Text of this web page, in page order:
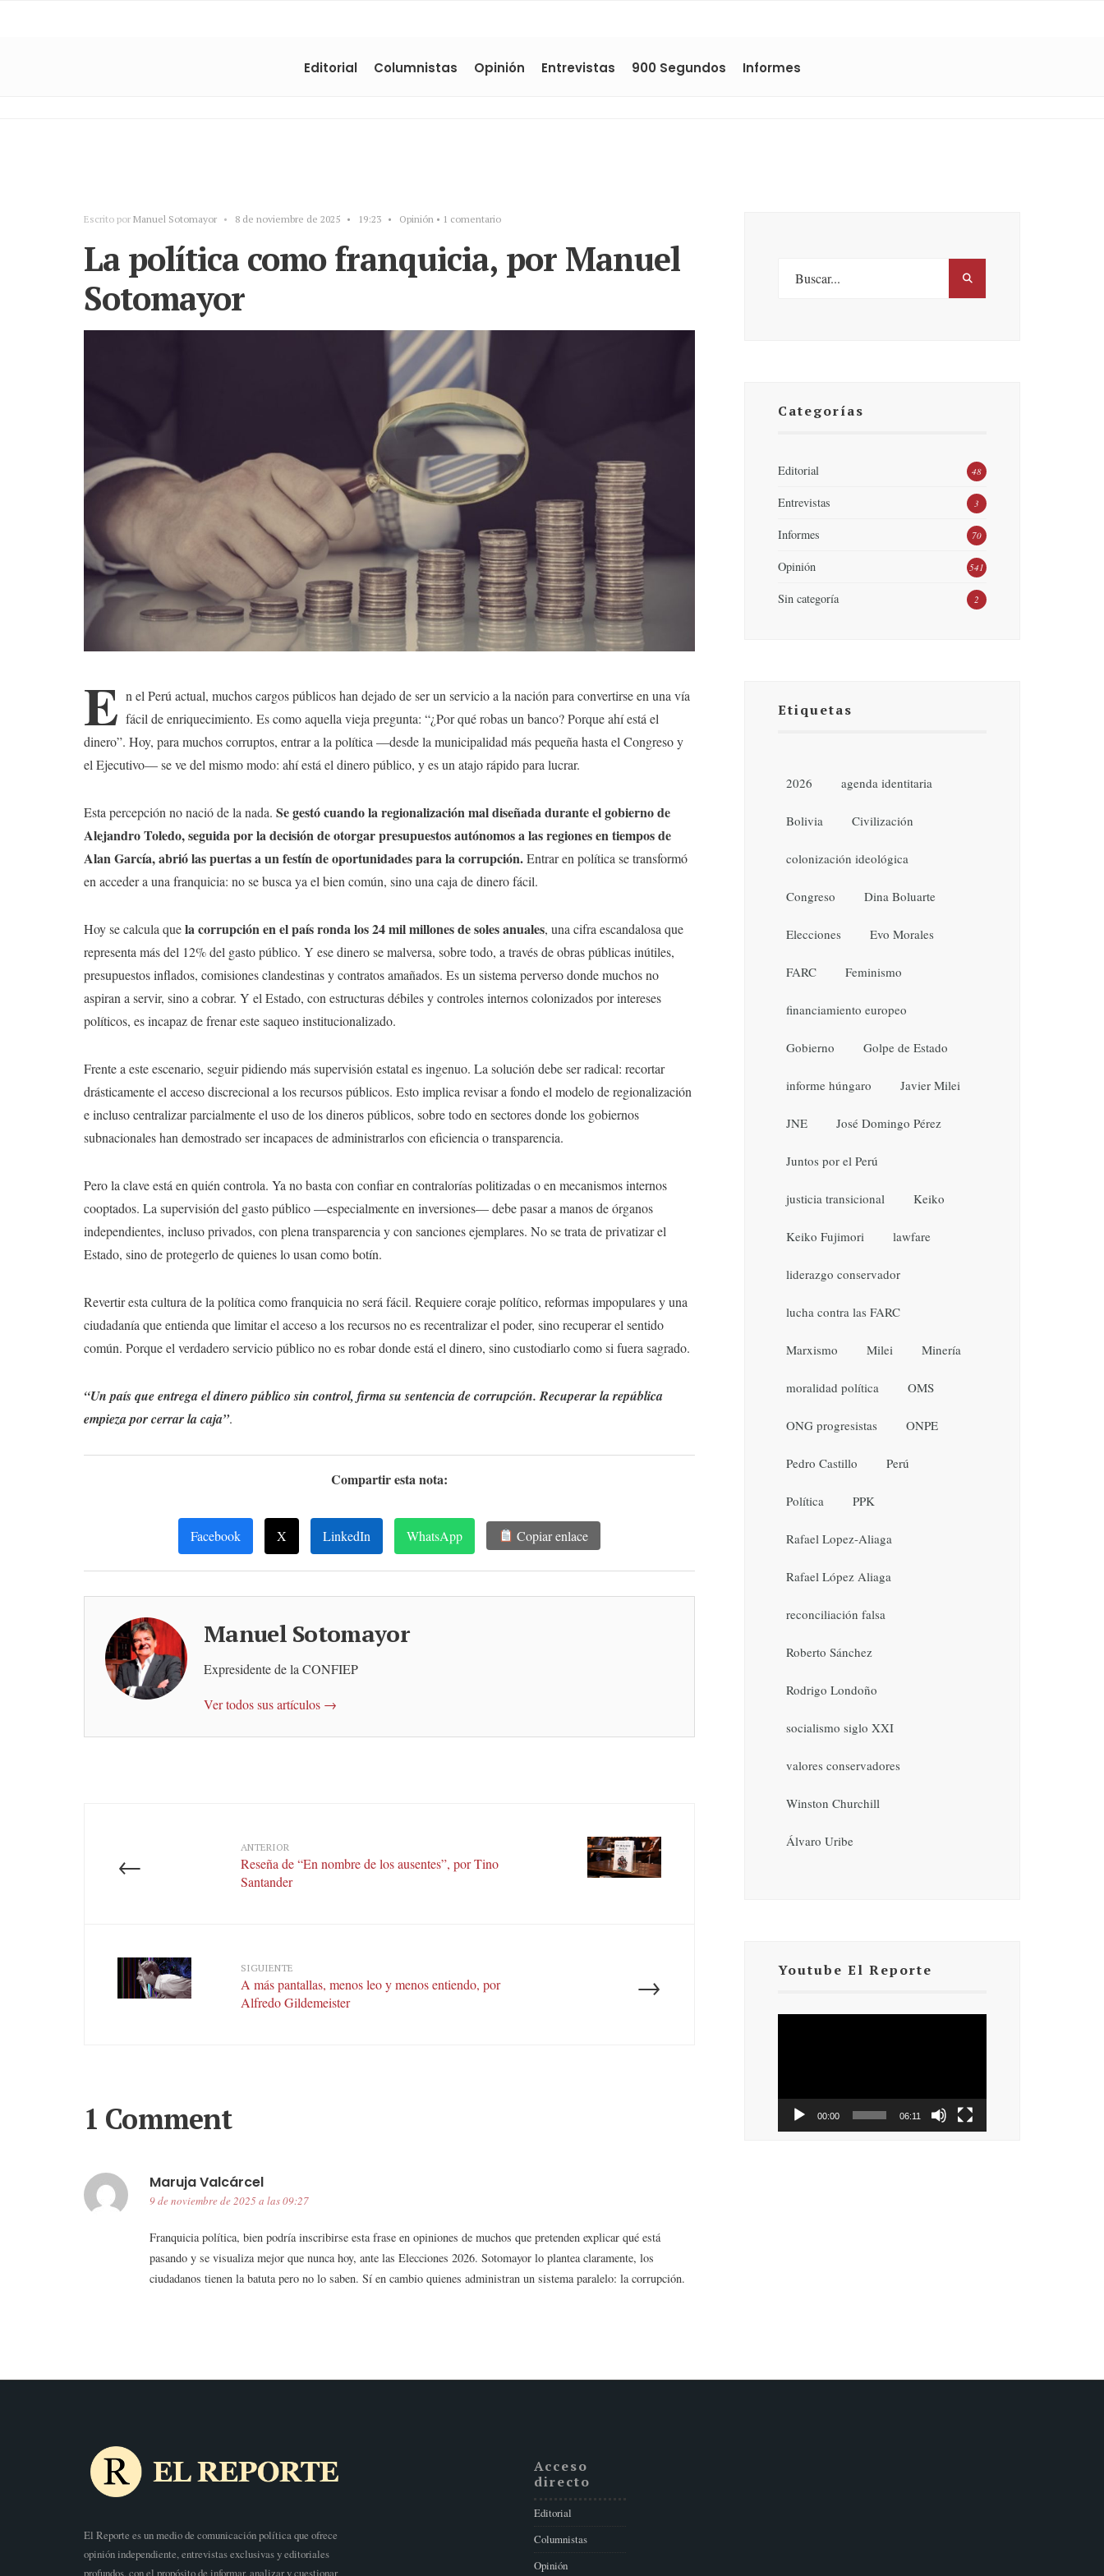
Editorial Columnistas Opinión Entrevistas 900 Segundos Informes
Escrito por Manuel Sotomayor • 8 de noviembre de 2025 • 19:23 • Opinión • 1 comentario
La política como franquicia, por Manuel
Sotomayor
E n el Perú actual, muchos cargos públicos han dejado de ser un servicio a la nación para convertirse en una vía
fácil de enriquecimiento. Es como aquella vieja pregunta: “¿Por qué robas un banco? Porque ahí está el
dinero”. Hoy, para muchos corruptos, entrar a la política —desde la municipalidad más pequeña hasta el Congreso y
el Ejecutivo— se ve del mismo modo: ahí está el dinero público, y es un atajo rápido para lucrar.
Esta percepción no nació de la nada. Se gestó cuando la regionalización mal diseñada durante el gobierno de
Alejandro Toledo, seguida por la decisión de otorgar presupuestos autónomos a las regiones en tiempos de
Alan García, abrió las puertas a un festín de oportunidades para la corrupción.Entrar en política se transformó
en acceder a una franquicia: no se busca ya el bien común, sino una caja de dinero fácil.
Hoy se calcula quela corrupción en el país ronda los 24 mil millones de soles anuales, una cifra escandalosa que
representa más del 12% del gasto público. Y ese dinero se malversa, sobre todo, a través de obras públicas inútiles,
presupuestos inflados, comisiones clandestinas y contratos amañados. Es un sistema perverso donde muchos no
aspiran a servir, sino a cobrar. Y el Estado, con estructuras débiles y controles internos colonizados por intereses
políticos, es incapaz de frenar este saqueo institucionalizado.
Frente a este escenario, seguir pidiendo más supervisión estatal es ingenuo. La solución debe ser radical: recortar
drásticamente el acceso discrecional a los recursos públicos. Esto implica revisar a fondo el modelo de regionalización
e incluso centralizar parcialmente el uso de los dineros públicos, sobre todo en sectores donde los gobiernos
subnacionales han demostrado ser incapaces de administrarlos con eficiencia o transparencia.
Pero la clave está en quién controla. Ya no basta con confiar en contralorías politizadas o en mecanismos internos
cooptados. La supervisión del gasto público —especialmente en inversiones— debe pasar a manos de órganos
independientes, incluso privados, con plena transparencia y con sanciones ejemplares. No se trata de privatizar el
Estado, sino de protegerlo de quienes lo usan como botín.
Revertir esta cultura de la política como franquicia no será fácil. Requiere coraje político, reformas impopulares y una
ciudadanía que entienda que limitar el acceso a los recursos no es recentralizar el poder, sino recuperar el sentido
común. Porque el verdadero servicio público no es robar donde está el dinero, sino custodiarlo como si fuera sagrado.
“Un país que entrega el dinero público sin control, firma su sentencia de corrupción. Recuperar la república
empieza por cerrar la caja”.
Compartir esta nota:
Facebook X LinkedIn WhatsApp Copiar enlace
Manuel Sotomayor
Expresidente de la CONFIEP
Ver todos sus artículos →
←
ANTERIOR
Reseña de “En nombre de los ausentes”, por Tino
Santander
→
SIGUIENTE
A más pantallas, menos leo y menos entiendo, por
Alfredo Gildemeister
1 Comment
Maruja Valcárcel
9 de noviembre de 2025 a las 09:27
Franquicia política, bien podría inscribirse esta frase en opiniones de muchos que pretenden explicar qué está
pasando y se visualiza mejor que nunca hoy, ante las Elecciones 2026. Sotomayor lo plantea claramente, los
ciudadanos tienen la batuta pero no lo saben. Sí en cambio quienes administran un sistema paralelo: la corrupción.
Categorías
Editorial 48
Entrevistas 3
Informes 70
Opinión 541
Sin categoría 2
Etiquetas
2026 agenda identitaria
Bolivia Civilización
colonización ideológica
Congreso Dina Boluarte
Elecciones Evo Morales
FARC Feminismo
financiamiento europeo
Gobierno Golpe de Estado
informe húngaro Javier Milei
JNE José Domingo Pérez
Juntos por el Perú
justicia transicional Keiko
Keiko Fujimori lawfare
liderazgo conservador
lucha contra las FARC
Marxismo Milei Minería
moralidad política OMS
ONG progresistas ONPE
Pedro Castillo Perú
Política PPK
Rafael Lopez-Aliaga
Rafael López Aliaga
reconciliación falsa
Roberto Sánchez
Rodrigo Londoño
socialismo siglo XXI
valores conservadores
Winston Churchill
Álvaro Uribe
Youtube El Reporte
00:00 06:11
El Reporte es un medio de comunicación política que ofrece
opinión independiente, entrevistas exclusivas y editoriales
profundos, con el propósito de informar, analizar y cuestionar
Acceso
directo
Editorial
Columnistas
Opinión